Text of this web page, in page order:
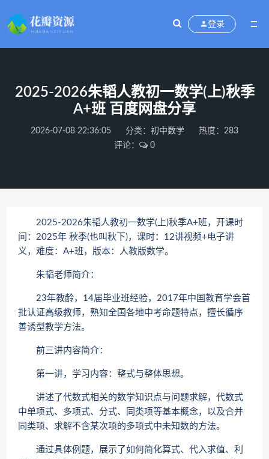
登录
2025-2026朱韬人教初一数学(上)秋季
A+班 百度网盘分享
2026-07-08 22:36:05 分类： 初中数学
热度：283
评论：
0
2025-2026朱韬人教初一数学(上)秋季A+班，开课时
间：2025年 秋季(也叫秋下)，课时：12讲视频+电子讲
义，难度：A+班，版本：人教版数学。
朱韬老师简介：
23年教龄，14届毕业班经验，2017年中国教育学会首
批认证高级教师，熟知全国各地中考命题特点，擅长循序
善诱型教学方法。
前三讲内容简介：
第一讲，学习内容：整式与整体思想。
讲述了代数式相关的数学知识点与问题求解，代数式
中单项式、多项式、分式、同类项等基本概念，以及合并
同类项、求解不含某次项的多项式中未知数的方法。
通过具体例题，展示了如何简化算式、代入求值、利